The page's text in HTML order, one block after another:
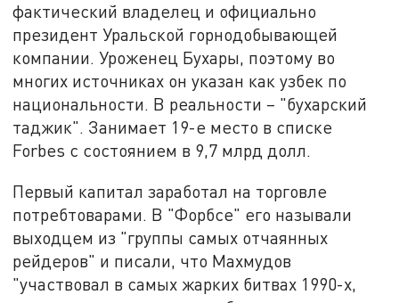
фактический владелец и официально
президент Уральской горнодобывающей
компании. Уроженец Бухары, поэтому во
многих источниках он указан как узбек по
национальности. В реальности – "бухарский
таджик". Занимает 19-е место в списке
Forbes с состоянием в 9,7 млрд долл.
Первый капитал заработал на торговле
потребтоварами. В "Форбсе" его называли
выходцем из "группы самых отчаянных
рейдеров" и писали, что Махмудов
"участвовал в самых жарких битвах 1990-х,